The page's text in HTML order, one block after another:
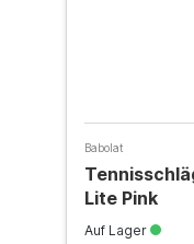
Babolat
Lite Pink
Auf Lager